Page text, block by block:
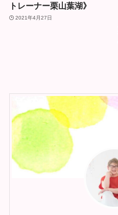
トレーナー栗山葉湖》
2021年4月27日